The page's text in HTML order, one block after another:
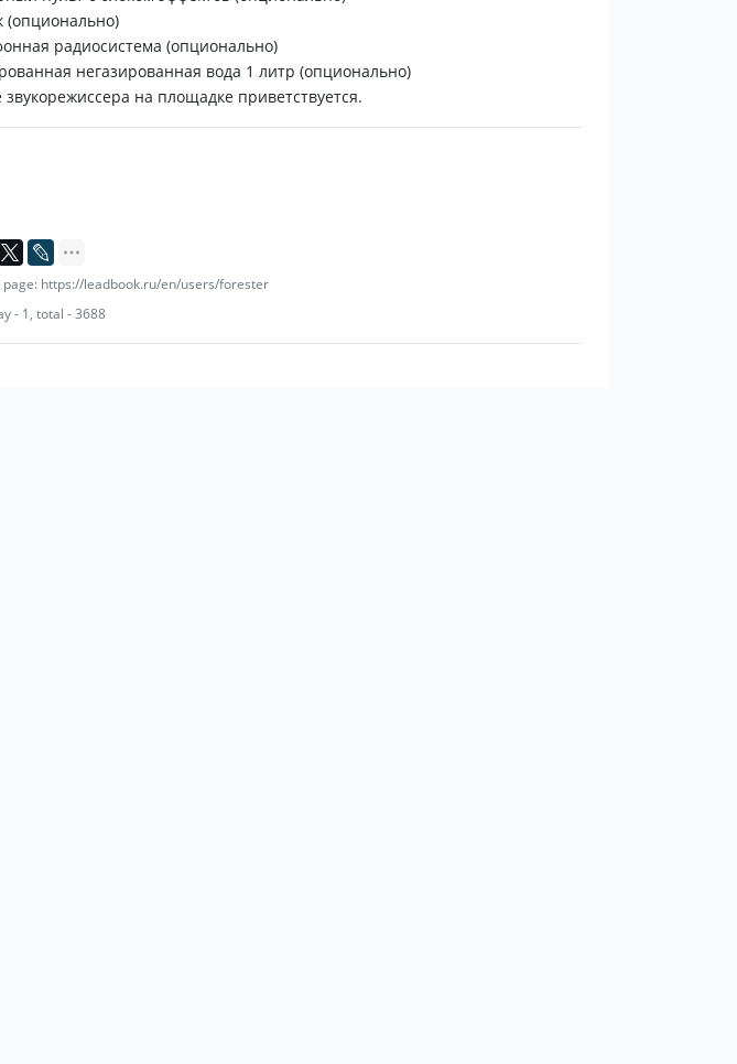
(опционально)
радиосистема (опционально)
негазированная вода 1 литр (опционально)
на площадке приветствуется.
page: https://leadbook.ru/en/users/forester
- 1, total - 3688